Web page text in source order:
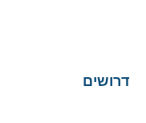
דרושים